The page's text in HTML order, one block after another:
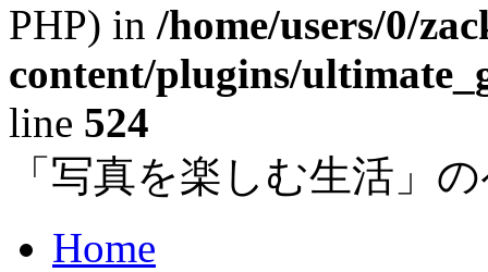
PHP) in /home/users/0/
content/plugins/
line 524
「写真を楽しむ生活」
Home